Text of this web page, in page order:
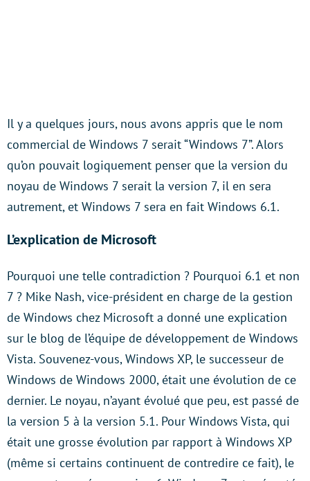
Il y a quelques jours, nous avons appris que le nom
commercial de Windows 7 serait “Windows 7”. Alors
qu’on pouvait logiquement penser que la version du
noyau de Windows 7 serait la version 7, il en sera
autrement, et Windows 7 sera en fait Windows 6.1.
L’explication de Microsoft
Pourquoi une telle contradiction ? Pourquoi 6.1 et non
7 ? Mike Nash, vice-président en charge de la gestion
de Windows chez Microsoft a donné une explication
sur le blog de l’équipe de développement de Windows
Vista. Souvenez-vous, Windows XP, le successeur de
Windows de Windows 2000, était une évolution de ce
dernier. Le noyau, n’ayant évolué que peu, est passé de
la version 5 à la version 5.1. Pour Windows Vista, qui
était une grosse évolution par rapport à Windows XP
(même si certains continuent de contredire ce fait), le